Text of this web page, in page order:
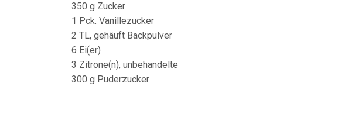
350 g Zucker
1 Pck. Vanillezucker
2 TL, gehäuft Backpulver
6 Ei(er)
3 Zitrone(n), unbehandelte
300 g Puderzucker